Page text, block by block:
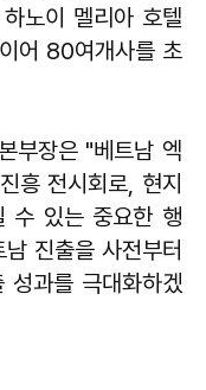
노이 멜리아 호텔
어 80여개사를 초
부장은 "베트남 엑
흥 전시회로, 현지
수 있는 중요한 행
진출을 사전부터
성과를 극대화하겠